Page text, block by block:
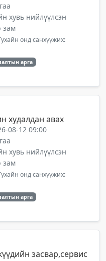
хувь нийлүүлсэн
зам
онд санхүүжих:
арга
худалдан авах
08-12 09:00
хувь нийлүүлсэн
зам
онд санхүүжих:
арга
засвар,сервис